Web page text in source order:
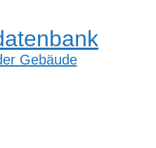
Gebäude